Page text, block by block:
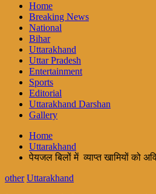
Home
Breaking News
National
Bihar
Uttarakhand
Uttar Pradesh
Entertainment
Sports
Editorial
Uttarakhand Darshan
Gallery
Home
Uttarakhand
पेयजल बिलों में व्याप्त खामियों को
other Uttarakhand